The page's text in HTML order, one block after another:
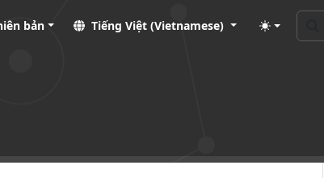
bản Tiếng Việt (Vietnamese)